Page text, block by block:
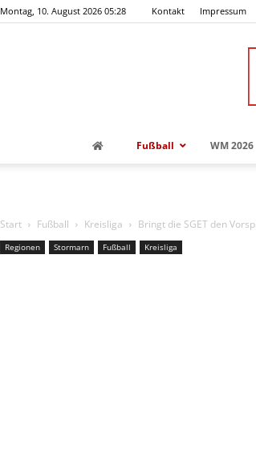
Montag, 10. August 2026 05:28 Kontakt Impressum
Fußball WM 2026
Start Fußball Kreisliga Bringt die SGET den
Regionen Stormarn Fußball Kreisliga